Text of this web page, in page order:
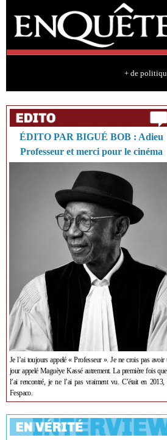
+ de
ÉDITO PAR BIGUÉ BOB : Adieu
Professeur et merci pour le cinéma
Je l’ai toujours appelé « Professeur ». Je ne crois pas avoir
jour appelé Maguèye Kassé autrement. La première fois
l’ai rencontré, je ne l’ai pas vraiment vu. C’était en 2013,
Fespaco.